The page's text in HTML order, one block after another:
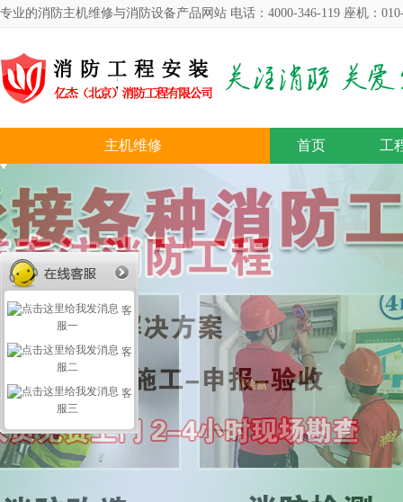
专业的消防主机维修与消防设备产品网站 电话：4000-346-119 座机：
主机维修 首页 工
客
服一
客
服二
客
服三